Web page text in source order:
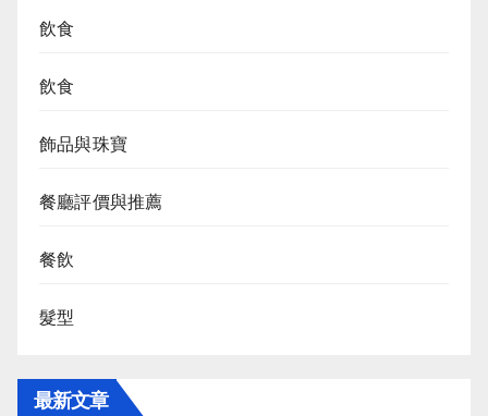
飲食
飲食
飾品與珠寶
餐廳評價與推薦
餐飲
髮型
最新文章